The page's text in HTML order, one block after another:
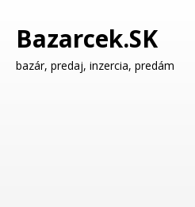
Bazarcek.SK
bazár, predaj, inzercia, predám